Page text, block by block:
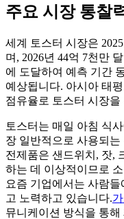
주요 시장 통찰
세계 토스터 시장은
며, 2026년 44억 7천만
에 도달하여 예측 기간
예상됩니다. 아시아 태
점유율로 토스터 시장을
토스터는 매일 아침 식
장 일반적으로 사용되
전제품은 샌드위치, 잣,
하는 데 이상적이므로
요즘 기업에서는 사람
고 노력하고 있습니다.
뮤니케이션 방식을 통